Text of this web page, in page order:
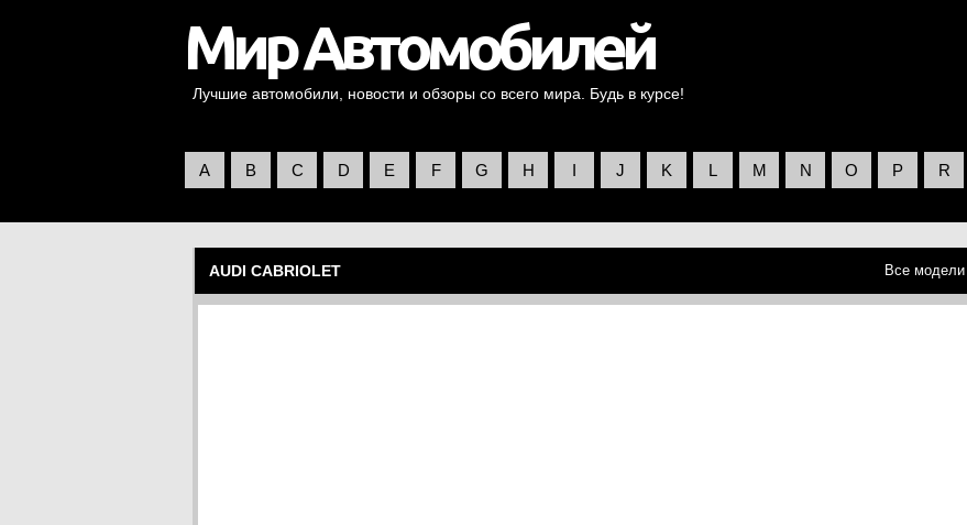
Лучшие автомобили, новости и обзоры со всего мира. Будь в курсе!
A B C D E F G H I J K L M N O P R
AUDI CABRIOLET Все модели